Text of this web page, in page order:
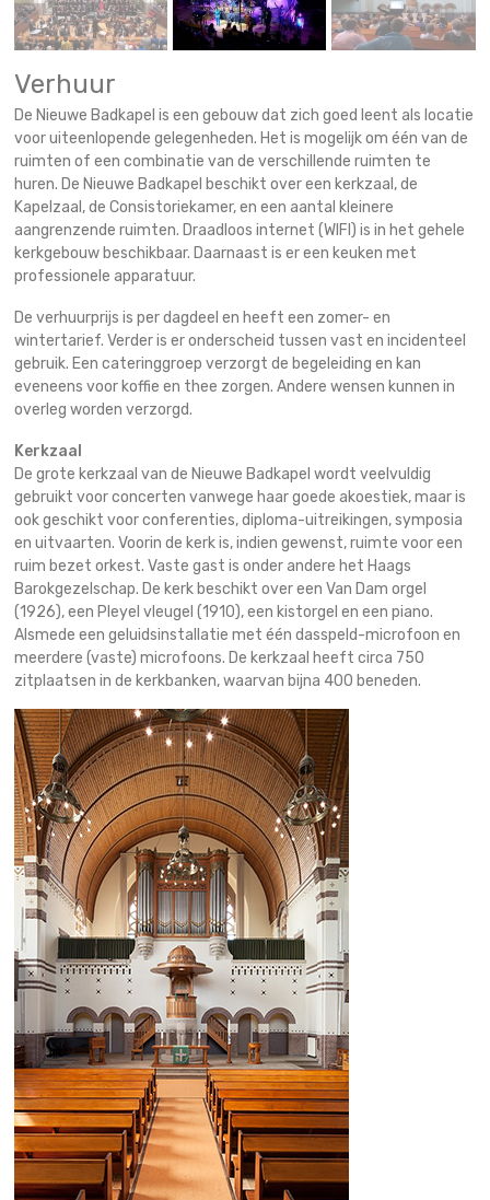
Verhuur
De Nieuwe Badkapel is een gebouw dat zich goed leent als locatie
voor uiteenlopende gelegenheden. Het is mogelijk om één van de
ruimten of een combinatie van de verschillende ruimten te
huren. De Nieuwe Badkapel beschikt over een kerkzaal, de
Kapelzaal, de Consistoriekamer, en een aantal kleinere
aangrenzende ruimten. Draadloos internet (WIFI) is in het gehele
kerkgebouw beschikbaar. Daarnaast is er een keuken met
professionele apparatuur.
De verhuurprijs is per dagdeel en heeft een zomer- en
wintertarief. Verder is er onderscheid tussen vast en incidenteel
gebruik. Een cateringgroep verzorgt de begeleiding en kan
eveneens voor koffie en thee zorgen. Andere wensen kunnen in
overleg worden verzorgd.
Kerkzaal
De grote kerkzaal van de Nieuwe Badkapel wordt veelvuldig
gebruikt voor concerten vanwege haar goede akoestiek, maar is
ook geschikt voor conferenties, diploma-uitreikingen, symposia
en uitvaarten. Voorin de kerk is, indien gewenst, ruimte voor een
ruim bezet orkest. Vaste gast is onder andere het Haags
Barokgezelschap. De kerk beschikt over een Van Dam orgel
(1926), een Pleyel vleugel (1910), een kistorgel en een piano.
Alsmede een geluidsinstallatie met één dasspeld-microfoon en
meerdere (vaste) microfoons. De kerkzaal heeft circa 750
zitplaatsen in de kerkbanken, waarvan bijna 400 beneden.